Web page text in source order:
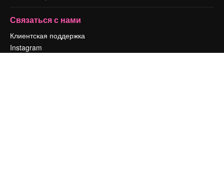
Связаться с нами
Клиентская поддержка
Instagram